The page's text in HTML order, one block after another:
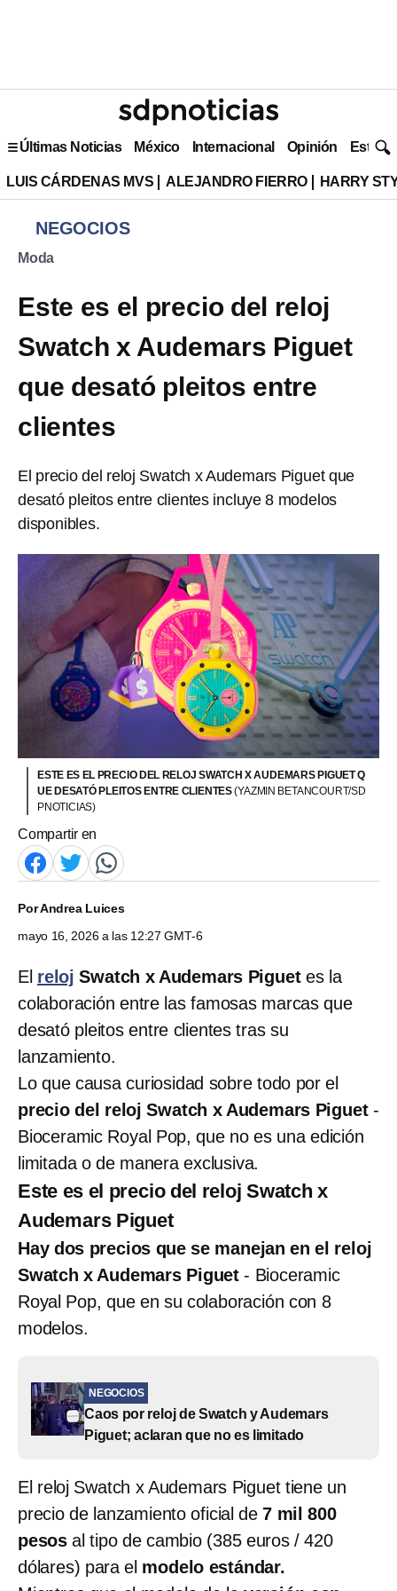
Últimas Noticias México Internacional Opinión Estilo
LUIS CÁRDENAS MVS ALEJANDRO FIERRO HARRY
NEGOCIOS
Moda
Este es el precio del reloj
Swatch x Audemars Piguet
que desató pleitos entre
clientes
El precio del reloj Swatch x Audemars Piguet que
desató pleitos entre clientes incluye 8 modelos
disponibles.
ESTE ES EL PRECIO DEL RELOJ SWATCH X AUDEMARS PIGUET Q
UE DESATÓ PLEITOS ENTRE CLIENTES(YAZMIN BETANCOURT/SD
PNOTICIAS)
Compartir en
PorAndrea Luices
mayo 16, 2026 a las 12:27 GMT-6
El reloj Swatch x Audemars Piguetes la
colaboración entre las famosas marcas que
desató pleitos entre clientes tras su
lanzamiento.
Lo que causa curiosidad sobre todo por el
precio del reloj Swatch x Audemars Piguet-
Bioceramic Royal Pop, que no es una edición
limitada o de manera exclusiva.
Este es el precio del reloj Swatch x
Audemars Piguet
Hay dos precios que se manejan en el reloj
Swatch x Audemars Piguet- Bioceramic
Royal Pop, que en su colaboración con 8
modelos.
NEGOCIOS
Caos por reloj de Swatch y Audemars
Piguet; aclaran que no es limitado
El reloj Swatch x Audemars Piguet tiene un
precio de lanzamiento oficial de 7 mil 800
pesos al tipo de cambio (385 euros / 420
dólares) para el modelo estándar.